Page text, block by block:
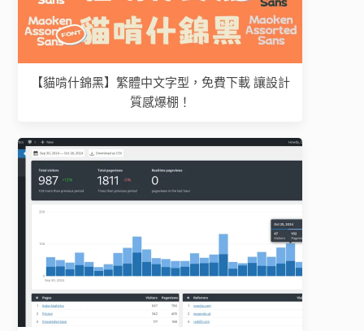
【貓啃什錦黑】繁體中文字型，免費下載 讓設計
質感爆棚！